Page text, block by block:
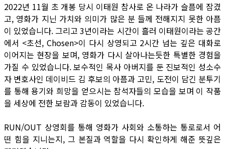
2022년 11월 초 개봉 당시 이태원 참사로 온 나라가 슬픔에 잠겼
고, 영화가 지닌 가치와 의미가 많은 분 들께 전해지지 못한 아픔
이 있었습니다. 그리고 3년이라는 시간이 흘러 이태원이라는 공간
에서 <초선, Chosen>이 다시 상영되고 2시간 넘는 깊은 대화로
이어지는 현장을 보며, 영화가 다시 살아나는듯한 특별한 경험을
가질 수 있었습니다. 보수적인 목사 아버지를 둔 진보적인 성소수
자 변호사인 데이비드 김 후보의 아픔과 고민, 도전이 담긴 분투기
를 통해 용기와 희망을 얻으시는 참석자들의 모습을 보며 이 작품
을 세상에 전한 보람과 감동이 있었습니다.
RUN/OUT 상영회를 통해 영화가 사회와 소통하는 통로로서 어
떤 힘을 지니는지, 그 본질과 역할을 다시 확인하게 해준 뜻깊은